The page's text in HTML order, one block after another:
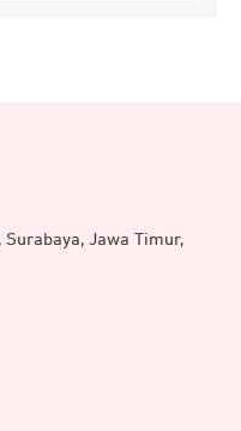
Surabaya, Jawa Timur,